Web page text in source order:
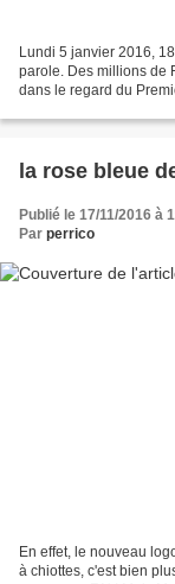
Lundi 5 janvier 2016,
parole. Des millions de
dans le regard du
la rose bleue
Publié le 17/11/2016 à
Par perrico
En effet, le nouveau
à chiottes, c'est bien